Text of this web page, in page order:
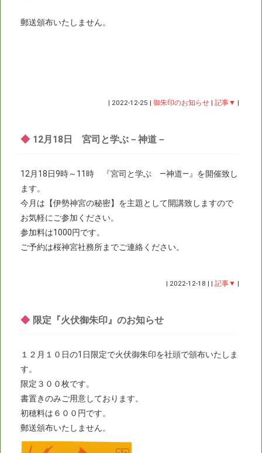
郵送頒布いたしません。
| 2022-12-25 |御朱印のお知らせ |記事▼ |
◆ 12月18日 宮司と学ぶ－神道－
12月18日9時～11時 『宮司と学ぶ —神道―』を開催致し
ます。
今月は【伊勢神宮の秘密】を主題として開講致しますので
お気軽にご参加ください。
参加料は1000円です。
ご予約は桜神宮社務所までご連絡ください。
| 2022-12-18 | |記事▼ |
◆ 限定『火伏御朱印』のお知らせ
１２月１０日の1日限定で火伏御朱印を社頭で頒布いたしま
す。
限定３００枚です。
書置きのみご用意しております。
初穂料は６００円です。
郵送頒布いたしません。